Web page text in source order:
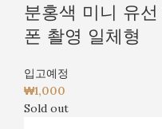
분홍색 미니 유
폰 촬영 일체형
입고예정
₩1,000
Sold out